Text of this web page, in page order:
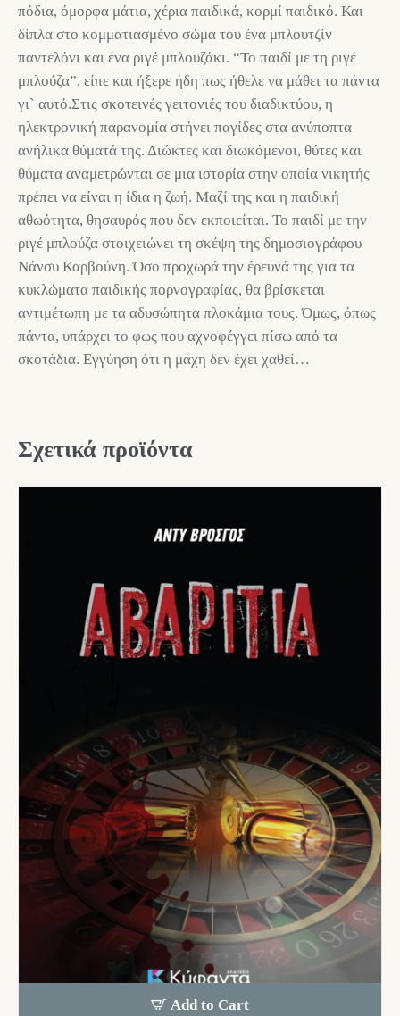
πόδια, όμορφα μάτια, χέρια παιδικά, κορμί παιδικό. Και
δίπλα στο κομματιασμένο σώμα του ένα μπλουτζίν
παντελόνι και ένα ριγέ μπλουζάκι. “Το παιδί με τη ριγέ
μπλούζα”, είπε και ήξερε ήδη πως ήθελε να μάθει τα πάντα
γι` αυτό.Στις σκοτεινές γειτονιές του διαδικτύου, η
ηλεκτρονική παρανομία στήνει παγίδες στα ανύποπτα
ανήλικα θύματά της. Διώκτες και διωκόμενοι, θύτες και
θύματα αναμετρώνται σε μια ιστορία στην οποία νικητής
πρέπει να είναι η ίδια η ζωή. Μαζί της και η παιδική
αθωότητα, θησαυρός που δεν εκποιείται. Το παιδί με την
ριγέ μπλούζα στοιχειώνει τη σκέψη της δημοσιογράφου
Νάνσυ Καρβούνη. Όσο προχωρά την έρευνά της για τα
κυκλώματα παιδικής πορνογραφίας, θα βρίσκεται
αντιμέτωπη με τα αδυσώπητα πλοκάμια τους. Όμως, όπως
πάντα, υπάρχει το φως που αχνοφέγγει πίσω από τα
σκοτάδια. Εγγύηση ότι η μάχη δεν έχει χαθεί…
Σχετικά προϊόντα
Add to Cart